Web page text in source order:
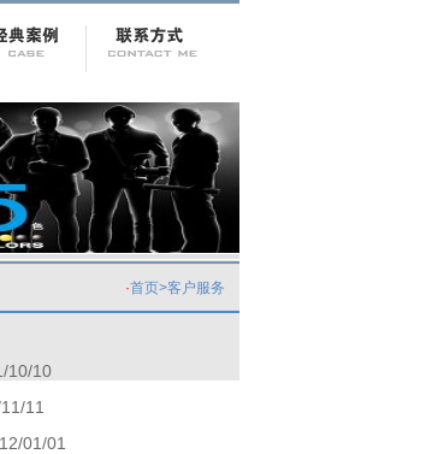
·首页>客户服务
10
11
01